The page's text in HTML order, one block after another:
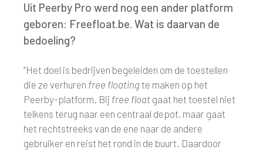
Uit Peerby Pro werd nog een ander platform
geboren: Freefloat.be. Wat is daarvan de
bedoeling?
“Het doel is bedrijven begeleiden om de toestellen
die ze verhuren free floating te maken op het
Peerby-platform. Bij free float gaat het toestel niet
telkens terug naar een centraal depot, maar gaat
het rechtstreeks van de ene naar de andere
gebruiker en reist het rond in de buurt. Daardoor